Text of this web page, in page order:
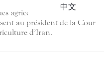
中文
agricoles et des
au président de la Cour
d’Iran.